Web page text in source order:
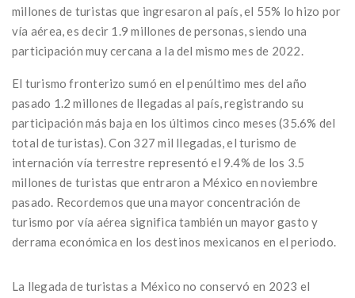
millones de turistas que ingresaron al país, el 55% lo hizo por
vía aérea, es decir 1.9 millones de personas, siendo una
participación muy cercana a la del mismo mes de 2022.
El turismo fronterizo sumó en el penúltimo mes del año
pasado 1.2 millones de llegadas al país, registrando su
participación más baja en los últimos cinco meses (35.6% del
total de turistas). Con 327 mil llegadas, el turismo de
internación vía terrestre representó el 9.4% de los 3.5
millones de turistas que entraron a México en noviembre
pasado. Recordemos que una mayor concentración de
turismo por vía aérea significa también un mayor gasto y
derrama económica en los destinos mexicanos en el periodo.
La llegada de turistas a México no conservó en 2023 el